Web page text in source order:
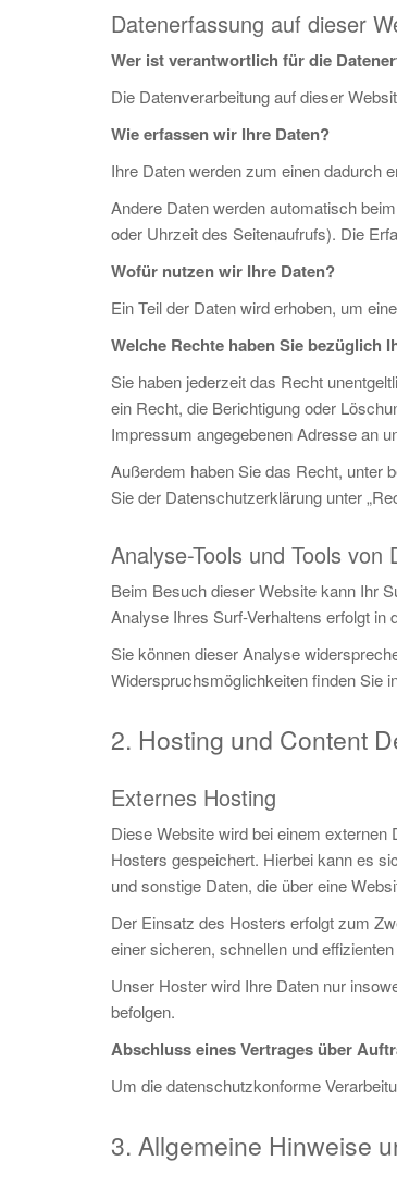
Datenerfassung auf dieser
Wer ist verantwortlich für die
Die Datenverarbeitung auf dieser
Wie erfassen wir Ihre Daten?
Ihre Daten werden zum einen dadurch
Andere Daten werden automatisch
oder Uhrzeit des Seitenaufrufs). Die
Wofür nutzen wir Ihre Daten?
Ein Teil der Daten wird erhoben, um
Welche Rechte haben Sie bezüglich
Sie haben jederzeit das Recht
ein Recht, die Berichtigung oder
Impressum angegebenen Adresse an
Außerdem haben Sie das Recht, unter
Sie der Datenschutzerklärung unter
Analyse-Tools und Tools von
Beim Besuch dieser Website kann Ihr
Analyse Ihres Surf-Verhaltens erfolgt
Sie können dieser Analyse
Widerspruchsmöglichkeiten finden Sie
2. Hosting und Content
Externes Hosting
Diese Website wird bei einem
Hosters gespeichert. Hierbei kann es
und sonstige Daten, die über eine
Der Einsatz des Hosters erfolgt zum
einer sicheren, schnellen und
Unser Hoster wird Ihre Daten nur
befolgen.
Abschluss eines Vertrages über
Um die datenschutzkonforme
3. Allgemeine Hinweise